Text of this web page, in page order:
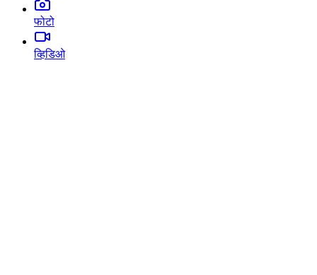
फोटो
व्हिडिओ